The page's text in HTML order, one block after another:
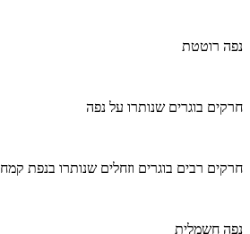
נפה רוטטת
חרקים בוגרים שנותרו על נפה
חרקים רבים בוגרים וזחלים שנותרו בנפת קמח
נפה חשמלית